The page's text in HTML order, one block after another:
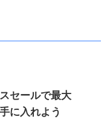
セールで最大
に入れよう